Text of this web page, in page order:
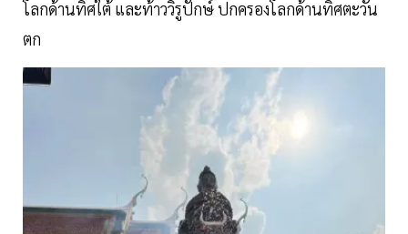
โลกด้านทิศใต้ และท้าววิรูปักษ์ ปกครองโลกด้านทิศตะวัน
ตก